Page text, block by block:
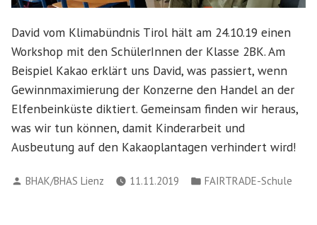
David vom Klimabündnis Tirol hält am 24.10.19 einen
Workshop mit den SchülerInnen der Klasse 2BK. Am
Beispiel Kakao erklärt uns David, was passiert, wenn
Gewinnmaximierung der Konzerne den Handel an der
Elfenbeinküste diktiert. Gemeinsam finden wir heraus,
was wir tun können, damit Kinderarbeit und
Ausbeutung auf den Kakaoplantagen verhindert wird!
Verfasst
BHAK/BHAS Lienz 11.11.2019
Veröffentlicht
FAIRTRADE-Schule